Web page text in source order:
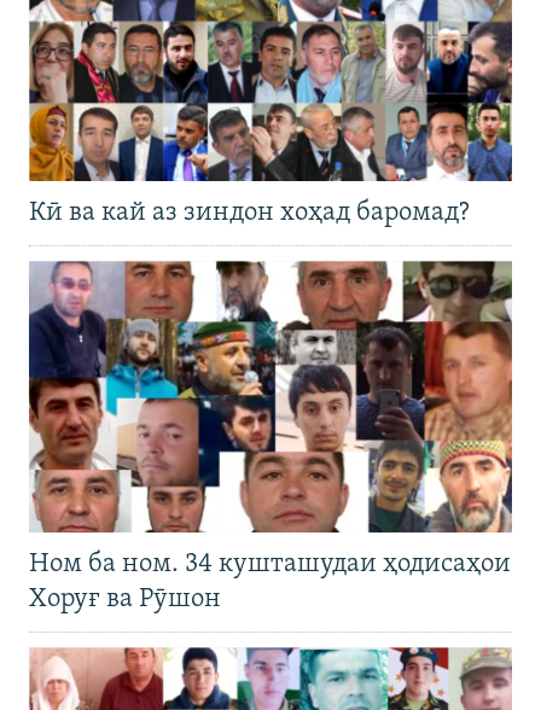
Кӣ ва кай аз зиндон хоҳад баромад?
Ном ба ном. 34 кушташудаи ҳодисаҳои
Хоруғ ва Рӯшон